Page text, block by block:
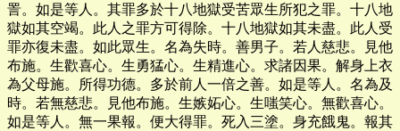
詈。如是等人。其罪多於十八地獄受苦眾生所犯之罪。十八地
獄如其空竭。此人之罪方可得除。十八地獄如其未盡。此人受
罪亦復未盡。如此眾生。名為失時。善男子。若人慈悲。見他
布施。生歡喜心。生勇猛心。生精進心。求諸因果。解身上衣
為父母施。所得功德。多於前人一倍之善。如是等人。名為及
時。若無慈悲。見他布施。生嫉妬心。生嗤笑心。無歡喜心。
如是等人。無一果報。便大得罪。死入三塗。身充餓鬼。報其